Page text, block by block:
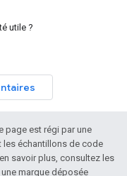
utile ?
page est régi par une
les échantillons de code
savoir plus, consultez les
une marque déposée